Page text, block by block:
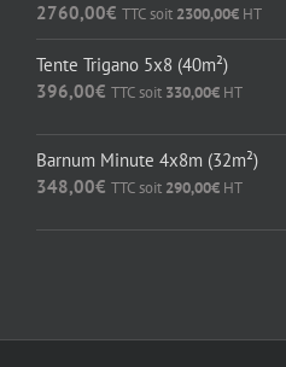
2760,00€ TTC soit 2300,00€ HT
Tente Trigano 5x8 (40m²)
396,00€ TTC soit 330,00€ HT
Barnum Minute 4x8m (32m²)
348,00€ TTC soit 290,00€ HT